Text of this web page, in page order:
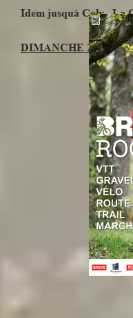
Idem jusquà Coly, La
DIMANCHE 29